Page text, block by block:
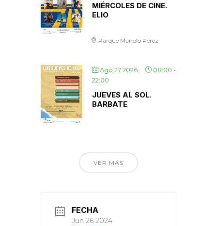
MIÉRCOLES DE CINE.
ELIO
Parque Manolo Pérez
Ago 27 2026 08:00 -
22:00
JUEVES AL SOL.
BARBATE
VER MÁS
FECHA
Jun 26 2024